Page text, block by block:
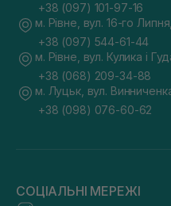
+38 (097) 101-97-16
м. Рівне, вул. 16-го
+38 (097) 544-61-44
м. Рівне, вул. Кулика і
+38 (068) 209-34-88
м. Луцьк, вул.
+38 (098) 076-60-62
СОЦІАЛЬНІ МЕРЕЖІ